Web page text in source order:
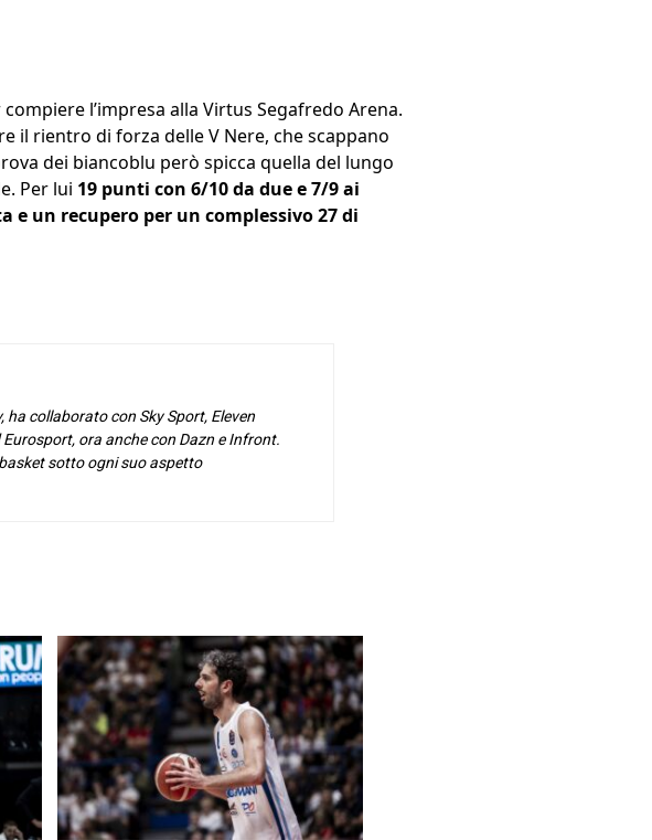
l’impresa alla Virtus Segafredo Arena.
il rientro di forza delle V Nere, che scappano
dei biancoblu però spicca quella del lungo
Per lui 19 punti con 6/10 da due e 7/9 ai
un recupero per un complessivo 27 di
collaborato con Sky Sport, Eleven
ora anche con Dazn e Infront.
sotto ogni suo aspetto